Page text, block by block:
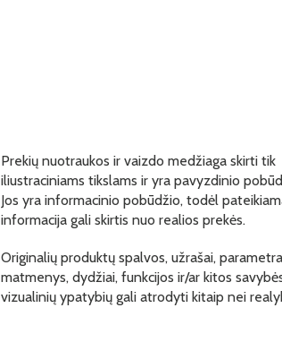
Prekių nuotraukos ir vaizdo medžiaga skirti tik
iliustraciniams tikslams ir yra pavyzdinio
Jos yra informacinio pobūdžio, todėl
informacija gali skirtis nuo realios prekės.
Originalių produktų spalvos, užrašai,
matmenys, dydžiai, funkcijos ir/ar kitos
vizualinių ypatybių gali atrodyti kitaip nei